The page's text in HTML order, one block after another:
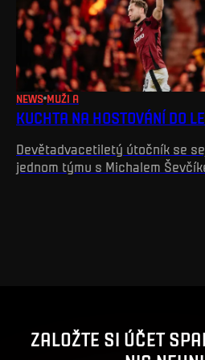
NEWS MUŽI A
KUCHTA NA HOSTOVÁNÍ DO
Devětadvacetiletý útočník se
jednom týmu s Michalem
ZALOŽTE SI ÚČET